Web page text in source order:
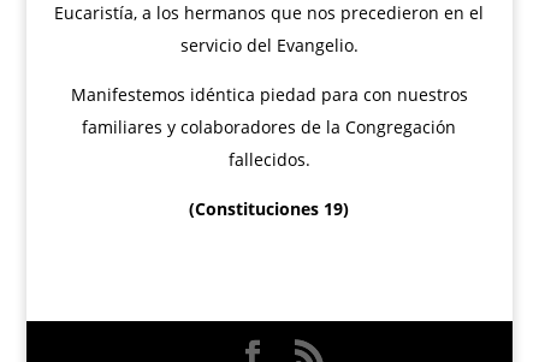
Eucaristía, a los hermanos que nos precedieron en el
servicio del Evangelio.
Manifestemos idéntica piedad para con nuestros
familiares y colaboradores de la Congregación
fallecidos.
(Constituciones 19)